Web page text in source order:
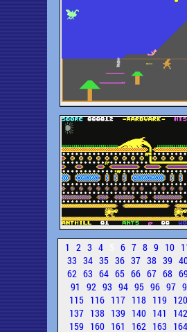
1 2 3 4 6 7 8 9 10
33 34 35 36 37 38 39
62 63 64 65 66 67 68
91 92 93 94 95 96 97
115 116 117 118 119
137 138 139 140 141
159 160 161 162 163